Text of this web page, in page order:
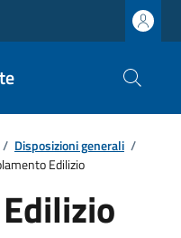
/ Disposizioni generali /
Edilizio